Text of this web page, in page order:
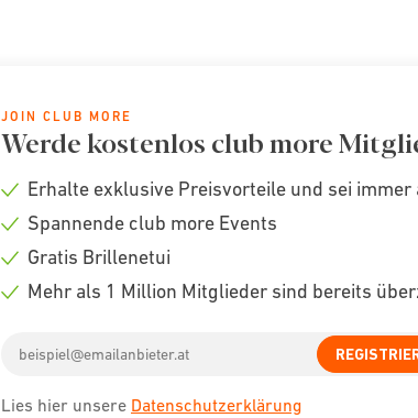
JOIN CLUB MORE
Werde kostenlos club more
Check
Erhalte exklusive Preisvorteile und sei
Check
Spannende club more Events
Check
Gratis Brillenetui
Mehr als 1 Million Mitglieder sind bereits
address
Lies hier unsere Datenschutzerklärung